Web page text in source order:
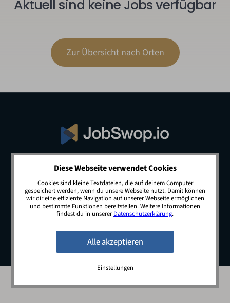
Aktuell sind keine Jobs verfügbar
Zur Übersicht nach Orten
© 2026 JobSwop.io · All rights reserved.
Blog Jobs Newsletter
Kontakt
Preise
Impressum Datenschutz
Diese Webseite verwendet Cookies
Cookies sind kleine Textdateien, die auf deinem Computer
gespeichert werden, wenn du unsere Webseite nutzt. Damit können
wir dir eine effiziente Navigation auf unserer Webseite ermöglichen
und bestimmte Funktionen bereitstellen. Weitere Informationen
findest du in unsererDatenschutzerklärung.
Einstellungen